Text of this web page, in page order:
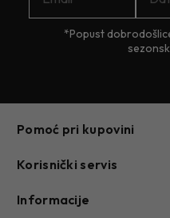
*Popust
Pomoć pri kupovini
Korisnički servis
Informacije